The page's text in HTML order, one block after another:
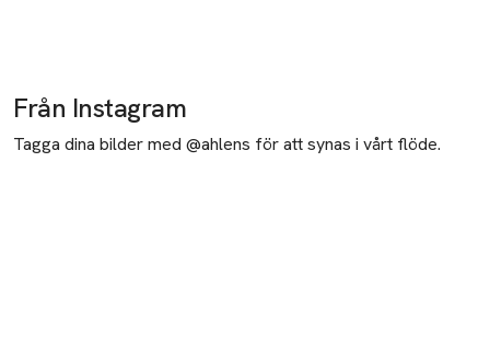
Från Instagram
Tagga dina bilder med @ahlens för att synas i vårt flöde.